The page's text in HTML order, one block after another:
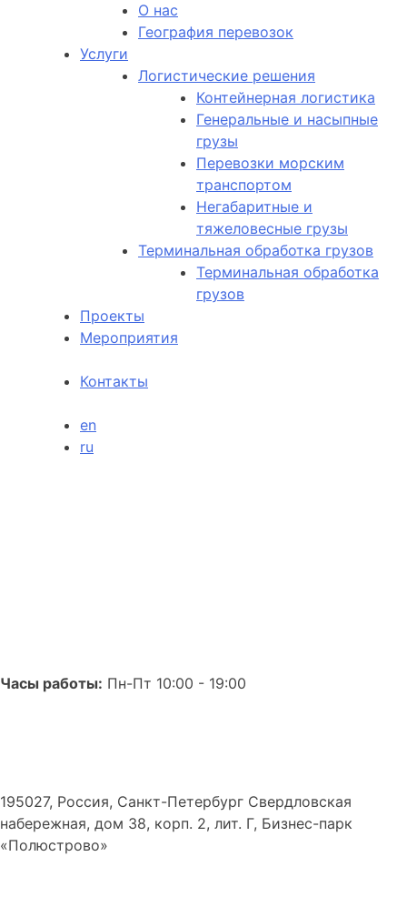
О нас
География перевозок
Услуги
Логистические решения
Контейнерная логистика
Генеральные и насыпные
грузы
Перевозки морским
транспортом
Негабаритные и
тяжеловесные грузы
Терминальная обработка грузов
Терминальная обработка
грузов
Проекты
Мероприятия
Контакты
en
ru
Часы работы: Пн-Пт 10:00 - 19:00
195027, Россия, Санкт-Петербург Свердловская
набережная, дом 38, корп. 2, лит. Г, Бизнес-парк
«Полюстрово»